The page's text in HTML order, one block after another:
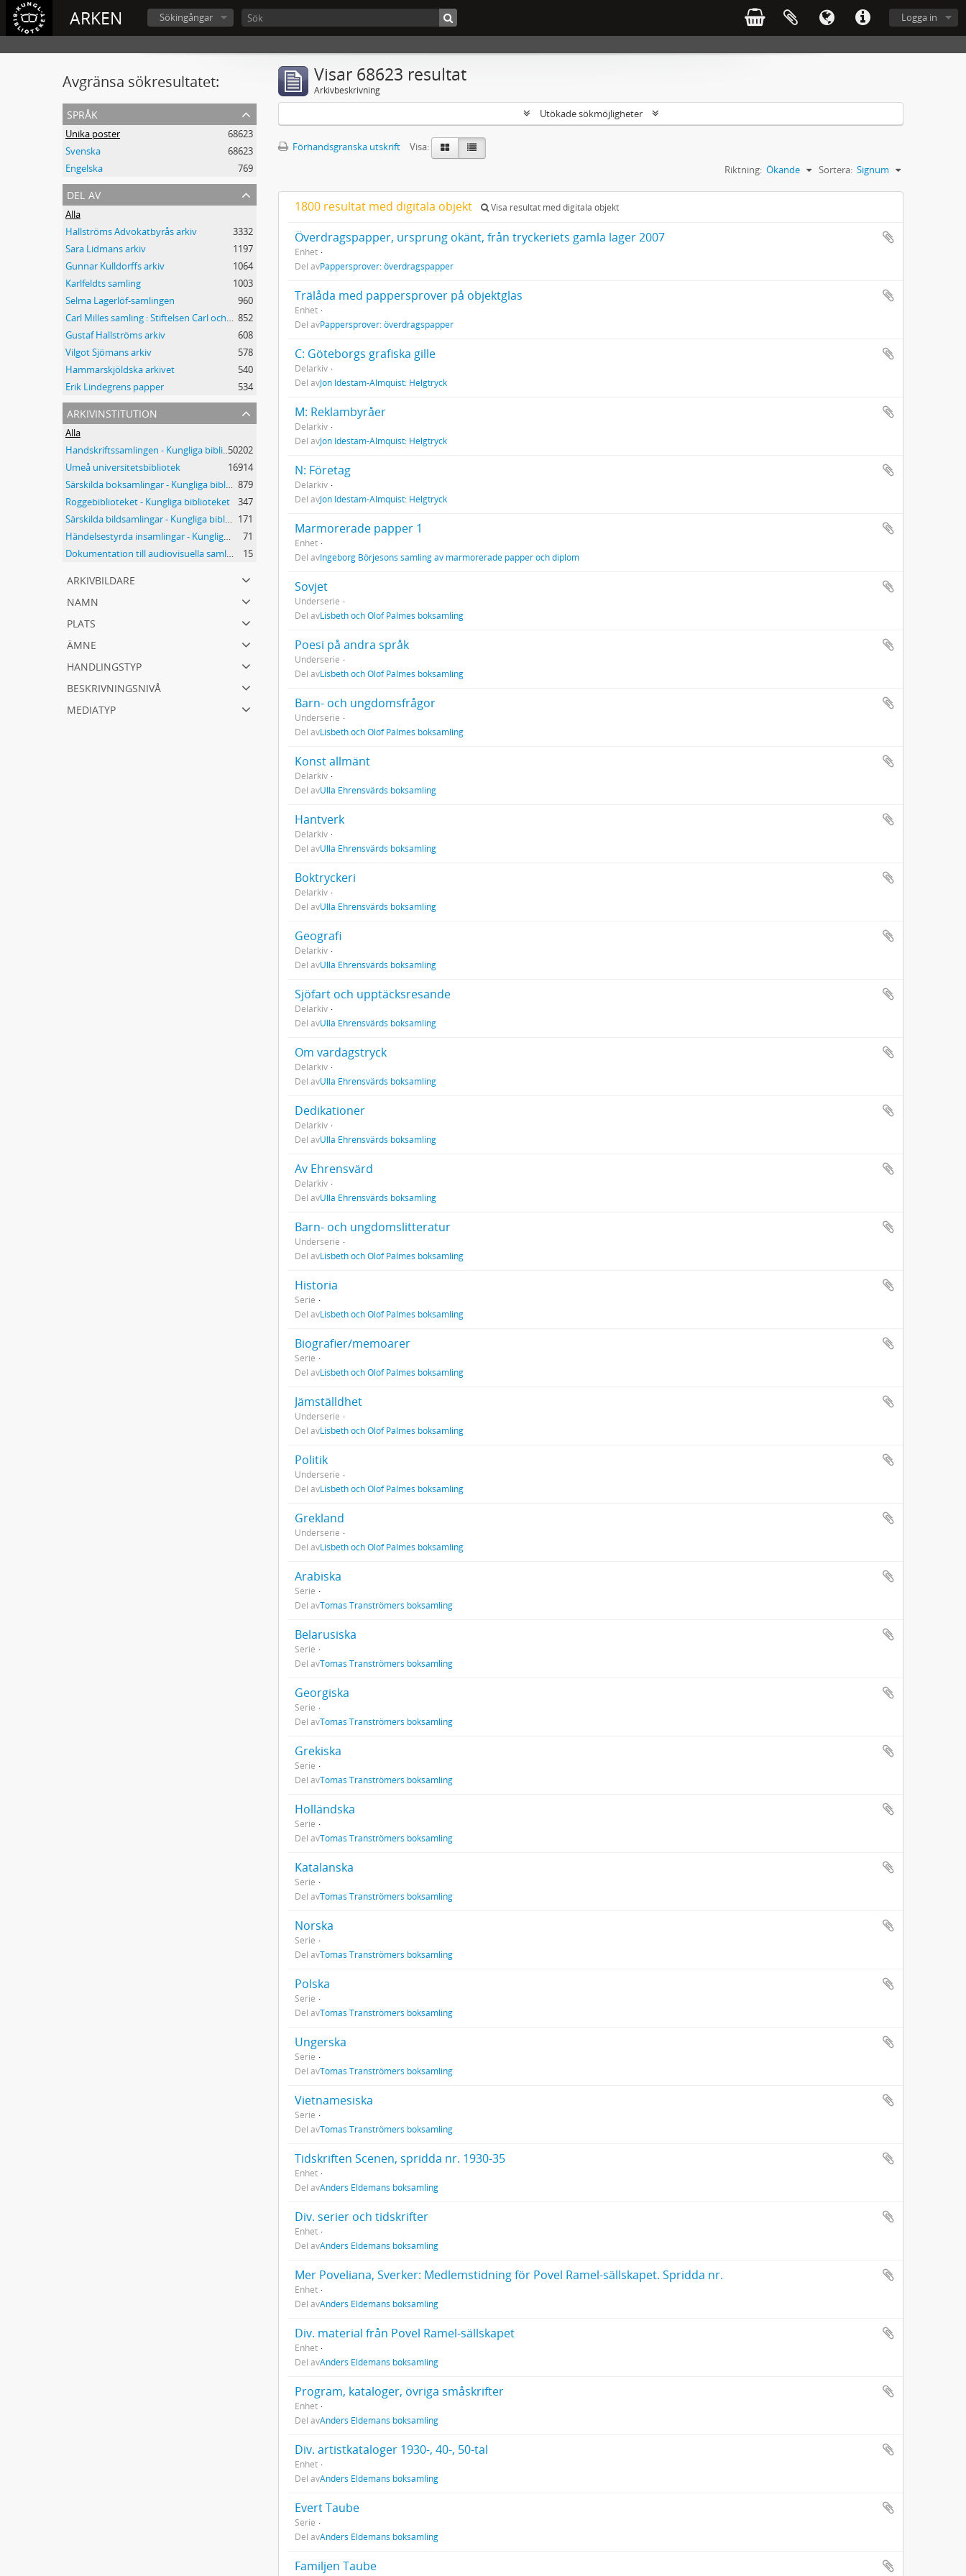
ARKEN Logga in
Sökingångar
Avgränsa sökresultatet:
språk
Unika poster
68623
Svenska
68623
Engelska
769
del av
Alla
Hallströms Advokatbyrås arkiv
3332
Sara Lidmans arkiv
1197
Gunnar Kulldorffs arkiv
1064
Karlfeldts samling
1003
Selma Lagerlöf-samlingen
960
Carl Milles samling : Stiftelsen Carl och Olga Milles Lidingöhem 852
Gustaf Hallströms arkiv
608
Vilgot Sjömans arkiv
578
Hammarskjöldska arkivet
540
Erik Lindegrens papper
534
arkivinstitution
Alla
Handskriftssamlingen - Kungliga biblioteket50202
Umeå universitetsbibliotek
16914
Särskilda boksamlingar - Kungliga biblioteket 879
Roggebiblioteket - Kungliga biblioteket
347
Särskilda bildsamlingar - Kungliga biblioteket 171
Händelsestyrda insamlingar - Kungliga biblioteket
71
Dokumentation till audiovisuella samlingar - Kungliga biblioteket
15
arkivbildare
namn
plats
ämne
handlingstyp
beskrivningsnivå
mediatyp
Visar 68623 resultat
Arkivbeskrivning
Utökade sökmöjligheter
Förhandsgranska utskrift
Visa:
Sortera: Signum
Riktning: Ökande
1800 resultat med digitala objekt Visa resultat med digitala objekt
Överdragspapper, ursprung okänt, från tryckeriets gamla lager 2007
Enhet
Del avPappersprover: överdragspapper
Trälåda med pappersprover på objektglas
Enhet
Del avPappersprover: överdragspapper
C: Göteborgs grafiska gille
Delarkiv
Del avJon Idestam-Almquist: Helgtryck
M: Reklambyråer
Delarkiv
Del avJon Idestam-Almquist: Helgtryck
N: Företag
Delarkiv
Del avJon Idestam-Almquist: Helgtryck
Marmorerade papper 1
Enhet
Del avIngeborg Börjesons samling av marmorerade papper och diplom
Sovjet
Underserie
Del avLisbeth och Olof Palmes boksamling
Poesi på andra språk
Underserie
Del avLisbeth och Olof Palmes boksamling
Barn- och ungdomsfrågor
Underserie
Del avLisbeth och Olof Palmes boksamling
Konst allmänt
Delarkiv
Del avUlla Ehrensvärds boksamling
Hantverk
Delarkiv
Del avUlla Ehrensvärds boksamling
Boktryckeri
Delarkiv
Del avUlla Ehrensvärds boksamling
Geografi
Delarkiv
Del avUlla Ehrensvärds boksamling
Sjöfart och upptäcksresande
Delarkiv
Del avUlla Ehrensvärds boksamling
Om vardagstryck
Delarkiv
Del avUlla Ehrensvärds boksamling
Dedikationer
Delarkiv
Del avUlla Ehrensvärds boksamling
Av Ehrensvärd
Delarkiv
Del avUlla Ehrensvärds boksamling
Barn- och ungdomslitteratur
Underserie
Del avLisbeth och Olof Palmes boksamling
Historia
Serie
Del avLisbeth och Olof Palmes boksamling
Biografier/memoarer
Serie
Del avLisbeth och Olof Palmes boksamling
Jämställdhet
Underserie
Del avLisbeth och Olof Palmes boksamling
Politik
Underserie
Del avLisbeth och Olof Palmes boksamling
Grekland
Underserie
Del avLisbeth och Olof Palmes boksamling
Arabiska
Serie
Del avTomas Tranströmers boksamling
Belarusiska
Serie
Del avTomas Tranströmers boksamling
Georgiska
Serie
Del avTomas Tranströmers boksamling
Grekiska
Serie
Del avTomas Tranströmers boksamling
Holländska
Serie
Del avTomas Tranströmers boksamling
Katalanska
Serie
Del avTomas Tranströmers boksamling
Norska
Serie
Del avTomas Tranströmers boksamling
Polska
Serie
Del avTomas Tranströmers boksamling
Ungerska
Serie
Del avTomas Tranströmers boksamling
Vietnamesiska
Serie
Del avTomas Tranströmers boksamling
Tidskriften Scenen, spridda nr. 1930-35
Enhet
Del avAnders Eldemans boksamling
Div. serier och tidskrifter
Enhet
Del avAnders Eldemans boksamling
Mer Poveliana, Sverker: Medlemstidning för Povel Ramel-sällskapet. Spridda nr.
Enhet
Del avAnders Eldemans boksamling
Div. material från Povel Ramel-sällskapet
Enhet
Del avAnders Eldemans boksamling
Program, kataloger, övriga småskrifter
Enhet
Del avAnders Eldemans boksamling
Div. artistkataloger 1930-, 40-, 50-tal
Enhet
Del avAnders Eldemans boksamling
Evert Taube
Serie
Del avAnders Eldemans boksamling
Familjen Taube